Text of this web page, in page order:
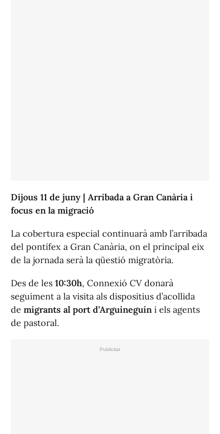
Dijous 11 de juny | Arribada a Gran Canària i
focus en la migració
La cobertura especial continuarà amb l’arribada
del pontífex a Gran Canària, on el principal eix
de la jornada serà la qüestió migratòria.
Des de les 10:30h, Connexió CV donarà
seguiment a la visita als dispositius d’acollida
de migrants al port d’Arguineguín i els agents
de pastoral.